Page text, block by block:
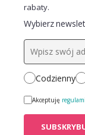
rabaty.
Wybierz
Codzienny
Akceptuję